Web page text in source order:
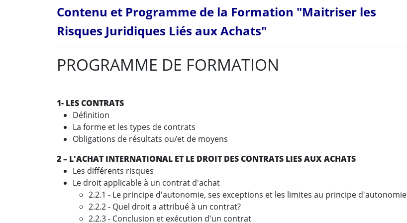
Contenu et Programme de la Formation "Maitriser les
Risques Juridiques Liés aux Achats"
PROGRAMME DE FORMATION
1- LES CONTRATS
Définition
La forme et les types de contrats
Obligations de résultats ou/et de moyens
2 – L'ACHAT INTERNATIONAL ET LE DROIT DES CONTRATS LIES AUX ACHATS
Les différents risques
Le droit applicable à un contrat d'achat
2.2.1 - Le principe d'autonomie, ses exceptions et les limites au principe d'autonomie
2.2.2 - Quel droit a attribué à un contrat?
2.2.3 - Conclusion et exécution d'un contrat